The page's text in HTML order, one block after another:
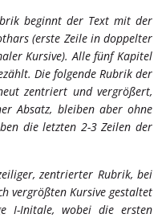
beginnt der Text mit der
(erste Zeile in doppelter
Kursive). Alle fünf Kapitel
Die folgende Rubrik der
zentriert und vergrößert,
Absatz, bleiben aber ohne
die letzten 2-3 Zeilen der
zentrierter Rubrik, bei
vergrößten Kursive gestaltet
I-Initale, wobei die ersten